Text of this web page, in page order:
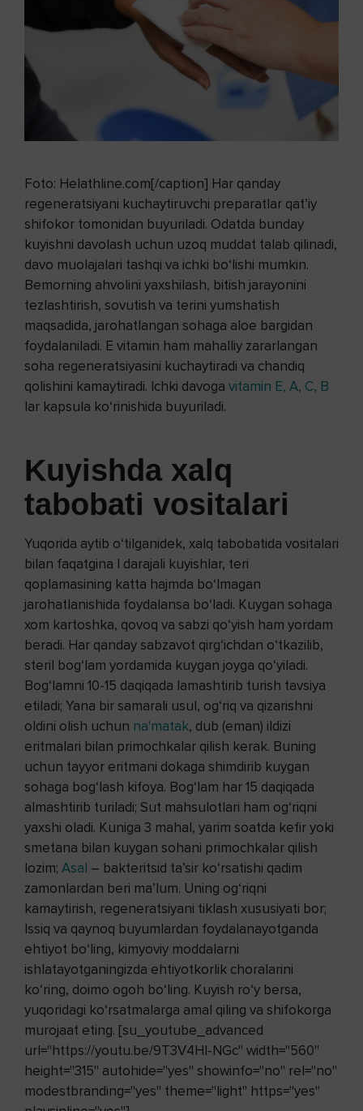
Foto: Helathline.com[/caption] Har qanday
regeneratsiyani kuchaytiruvchi preparatlar qat’iy
shifokor tomonidan buyuriladi. Odatda bunday
kuyishni davolash uchun uzoq muddat talab qilinadi,
davo muolajalari tashqi va ichki bo‘lishi mumkin.
Bemorning ahvolini yaxshilash, bitish jarayonini
tezlashtirish, sovutish va terini yumshatish
maqsadida, jarohatlangan sohaga aloe bargidan
foydalaniladi. E vitamin ham mahalliy zararlangan
soha regeneratsiyasini kuchaytiradi va chandiq
qolishini kamaytiradi. Ichki davoga vitamin E, A, C, B
lar kapsula ko‘rinishida buyuriladi.
Kuyishda xalq
tabobati vositalari
Yuqorida aytib o‘tilganidek, xalq tabobatida vositalari
bilan faqatgina I darajali kuyishlar, teri
qoplamasining katta hajmda bo‘lmagan
jarohatlanishida foydalansa bo‘ladi. Kuygan sohaga
xom kartoshka, qovoq va sabzi qo‘yish ham yordam
beradi. Har qanday sabzavot qirg‘ichdan o‘tkazilib,
steril bog‘lam yordamida kuygan joyga qo‘yiladi.
Bog‘lamni 10-15 daqiqada lamashtirib turish tavsiya
etiladi; Yana bir samarali usul, og‘riq va qizarishni
oldini olish uchun na'matak, dub (eman) ildizi
eritmalari bilan primochkalar qilish kerak. Buning
uchun tayyor eritmani dokaga shimdirib kuygan
sohaga bog‘lash kifoya. Bog‘lam har 15 daqiqada
almashtirib turiladi; Sut mahsulotlari ham og‘riqni
yaxshi oladi. Kuniga 3 mahal, yarim soatda kefir yoki
smetana bilan kuygan sohani primochkalar qilish
lozim; Asal – bakteritsid ta’sir ko‘rsatishi qadim
zamonlardan beri ma’lum. Uning og‘riqni
kamaytirish, regeneratsiyani tiklash xususiyati bor;
Issiq va qaynoq buyumlardan foydalanayotganda
ehtiyot bo‘ling, kimyoviy moddalarni
ishlatayotganingizda ehtiyotkorlik choralarini
ko‘ring, doimo ogoh bo‘ling. Kuyish ro‘y bersa,
yuqoridagi ko‘rsatmalarga amal qiling va shifokorga
murojaat eting. [su_youtube_advanced
url="https://youtu.be/9T3V4Hl-NGc" width="560"
height="315" autohide="yes" showinfo="no" rel="no"
modestbranding="yes" theme="light" https="yes"